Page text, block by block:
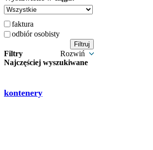
faktura
odbiór osobisty
Filtry
Rozwiń
Najczęściej wyszukiwane
kontenery